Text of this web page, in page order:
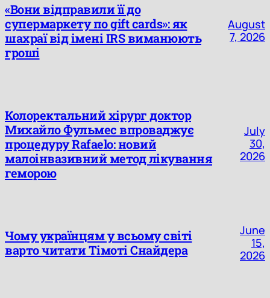
«Вони відправили її до
супермаркету по gift cards»: як
шахраї від імені IRS виманюють
гроші
August
7, 2026
Колоректальний хірург доктор
Михайло Фульмес впроваджує
процедуру Rafaelo: новий
малоінвазивний метод лікування
геморою
July
30,
2026
Чому українцям у всьому світі
варто читати Тімоті Снайдера
June
15,
2026